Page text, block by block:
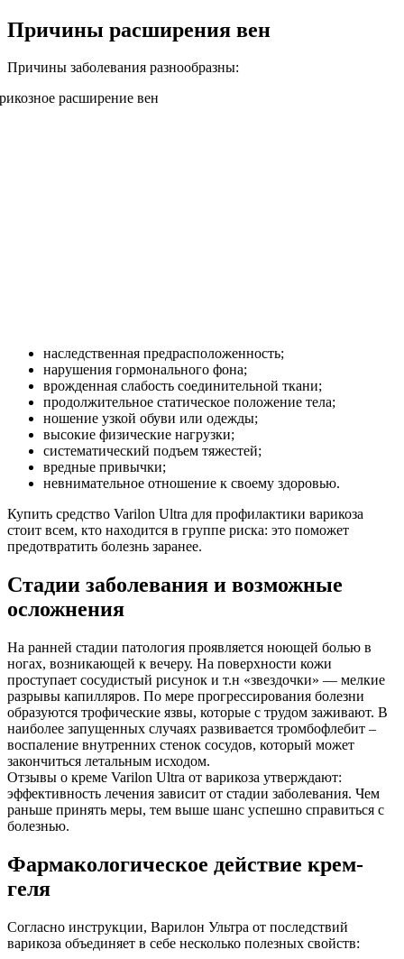
Причины расширения вен
Причины заболевания разнообразны:
наследственная предрасположенность;
нарушения гормонального фона;
врожденная слабость соединительной ткани;
продолжительное статическое положение тела;
ношение узкой обуви или одежды;
высокие физические нагрузки;
систематический подъем тяжестей;
вредные привычки;
невнимательное отношение к своему здоровью.
Купить средство Varilon Ultra для профилактики варикоза
стоит всем, кто находится в группе риска: это поможет
предотвратить болезнь заранее.
Стадии заболевания и возможные
осложнения
На ранней стадии патология проявляется ноющей болью в
ногах, возникающей к вечеру. На поверхности кожи
проступает сосудистый рисунок и т.н «звездочки» — мелкие
разрывы капилляров. По мере прогрессирования болезни
образуются трофические язвы, которые с трудом заживают. В
наиболее запущенных случаях развивается тромбофлебит –
воспаление внутренних стенок сосудов, который может
закончиться летальным исходом.
Отзывы о креме Varilon Ultra от варикоза утверждают:
эффективность лечения зависит от стадии заболевания. Чем
раньше принять меры, тем выше шанс успешно справиться с
болезнью.
Фармакологическое действие крем-
геля
Согласно инструкции, Варилон Ультра от последствий
варикоза объединяет в себе несколько полезных свойств: